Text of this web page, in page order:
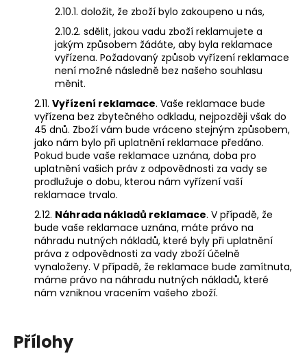
2.10.1. doložit, že zboží bylo zakoupeno u nás,
2.10.2. sdělit, jakou vadu zboží reklamujete a
jakým způsobem žádáte, aby byla reklamace
vyřízena. Požadovaný způsob vyřízení reklamace
není možné následně bez našeho souhlasu
měnit.
2.11. Vyřízení reklamace. Vaše reklamace bude
vyřízena bez zbytečného odkladu, nejpozději však do
45 dnů. Zboží vám bude vráceno stejným způsobem,
jako nám bylo při uplatnění reklamace předáno.
Pokud bude vaše reklamace uznána, doba pro
uplatnění vašich práv z odpovědnosti za vady se
prodlužuje o dobu, kterou nám vyřízení vaší
reklamace trvalo.
2.12. Náhrada nákladů reklamace. V případě, že
bude vaše reklamace uznána, máte právo na
náhradu nutných nákladů, které byly při uplatnění
práva z odpovědnosti za vady zboží účelně
vynaloženy. V případě, že reklamace bude zamítnuta,
máme právo na náhradu nutných nákladů, které
nám vzniknou vracením vašeho zboží.
Přílohy